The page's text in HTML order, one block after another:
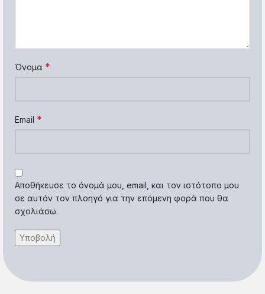
Όνομα *
Email *
Αποθήκευσε το όνομά μου, email, και τον ιστότοπο μου
σε αυτόν τον πλοηγό για την επόμενη φορά που θα
σχολιάσω.